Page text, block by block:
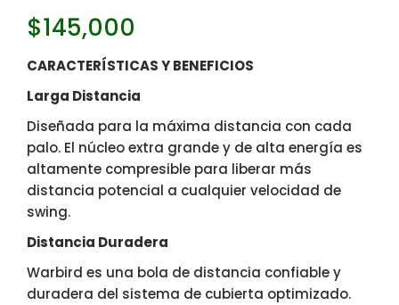
$145,000
CARACTERÍSTICAS Y BENEFICIOS
Larga Distancia
Diseñada para la máxima distancia con cada
palo. El núcleo extra grande y de alta energía es
altamente compresible para liberar más
distancia potencial a cualquier velocidad de
swing.
Distancia Duradera
Warbird es una bola de distancia confiable y
duradera del sistema de cubierta optimizado.